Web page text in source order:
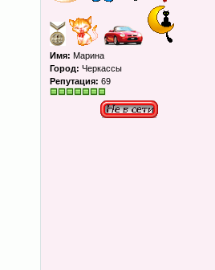
Имя: Марина
Город: Черкассы
Репутация: 69